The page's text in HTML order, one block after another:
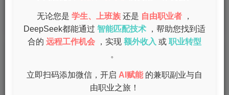
兼职
1年前
兼职
1年前
无论您是 学生、上班族 还是 自由职业者
，
DeepSeek都能通过 智能匹配技术
，帮助您找到适
合的 远程工作机会 ，实现 额外收入 或 职业转型
。
立即扫码添加微信，开启 AI赋能 的兼职副业与自
由职业之旅！